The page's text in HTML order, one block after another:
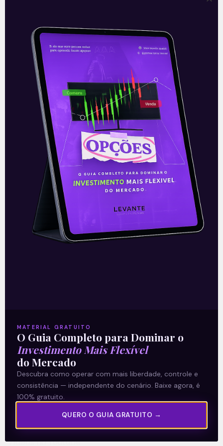
Prepare o passaporte do seu
dinheiro
A queda estrutural dos juros que se iniciou
em 2017 teve dois impactos sobre o
cenário brasileiro de investimentos. O
primeiro é bem conhecido: o
Leia mais
26/05/2021
Sobre nós
Termos e Condições
Política de Privacidade
Explore
E Eu Com Isso?
Vídeos no Youtube
MATERIAL GRATUITO
O Guia Completo para Dominar o
Investimento Mais Flexível
do Mercado
Descubra como operar com mais liberdade, controle e
consistência — independente do cenário. Baixe agora, é
100% gratuito.
QUERO O GUIA GRATUITO →